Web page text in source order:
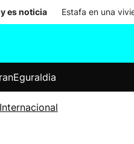
es noticia Estafa en una
Eguraldia
Internacional